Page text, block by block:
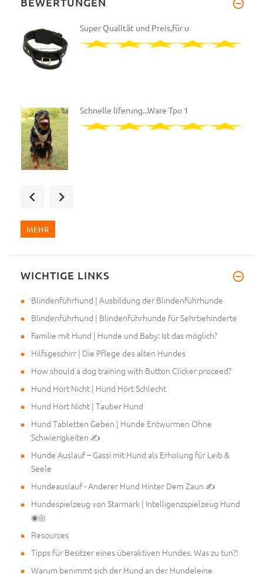
Super Qualität und Preis,für u
Schnelle liferung...Ware Tpo 1
Mein Frauchen hat mir den Maul
MEHR
WICHTIGE LINKS
Blindenführhund | Ausbildung der Blindenführhunde
Blindenführhund | Blindenführhunde für Sehrbehinderte
Familie mit Hund | Hunde und Baby: Ist das möglich?
Hilfsgeschirr | Die Pflege des alten Hundes
How should a dog training with Button Clicker proceed?
Hund Hört Nicht | Hund Hört Schlecht
Hund Hört Nicht | Tauber Hund
Hund Tabletten Geben | Hunde Entwurmen Ohne
Schwierigkeiten ✍
Hunde Auslauf – Gassi mit Hund als Erholung für Leib &
Seele
Hundeauslauf - Anderer Hund Hinter Dem Zaun ✍
Hundespielzeug von Starmark | Intelligenzspielzeug Hund
◉◎
Resources
Tipps für Besitzer eines überaktiven Hundes. Was zu tun?!
Warum benimmt sich der Hund an der Hundeleine